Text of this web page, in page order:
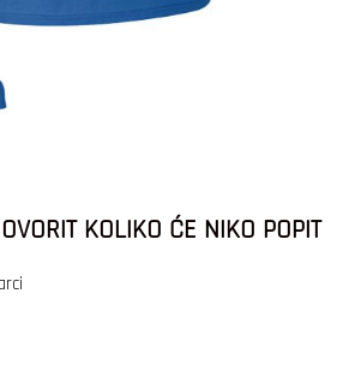
KOLIKO ĆE NIKO POPIT